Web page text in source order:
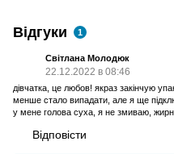
Відгуки 1
Світлана Молодюк
22.12.2022 в 08:46
дівчатка, це любов! якраз закінчую
менше стало випадати, але я ще
у мене голова суха, я не змиваю,
Відповісти